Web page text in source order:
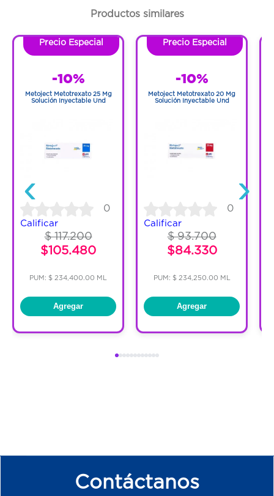
1 Frasco
Código:1285154
Productos similares
‹
Precio Especial
-10%
Metoject Metotrexato 25 Mg
Solución Inyectable Und
0
Calificar
$ 117.200
$105.480
PUM: $ 234,400.00 ML
Agregar
Precio Especial
-10%
Metoject Metotrexato 20 Mg
Solución Inyectable Und
0
Calificar
$ 93.700
$84.330
PUM: $ 234,250.00 ML
Agregar
›
Contáctanos